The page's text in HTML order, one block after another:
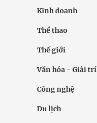
Kinh doanh
Thể thao
Thế giới
Văn hóa - Giải trí
Công nghệ
Du lịch